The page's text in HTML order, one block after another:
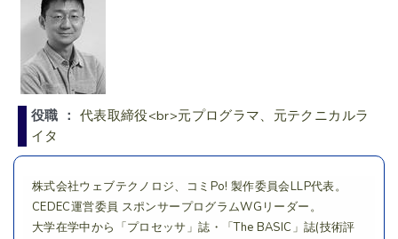
役職 ： 代表取締役<br>元プログラマ、元テクニカルラ
イタ
株式会社ウェブテクノロジ、コミPo! 製作委員会LLP代表。
CEDEC運営委員 スポンサープログラムWGリーダー。
大学在学中から「プロセッサ」誌・「The BASIC」誌(技術評